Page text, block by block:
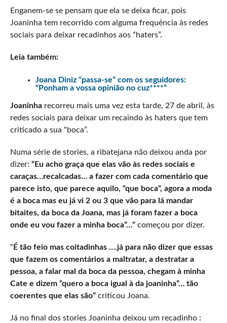
Enganem-se se pensam que ela se deixa ficar, pois
Joaninha tem recorrido com alguma frequência às redes
sociais para deixar recadinhos aos “haters”.
Leia também:
Joana Diniz “passa-se” com os seguidores:
“Ponham a vossa opinião no cuz****”
Joaninharecorreu mais uma vez esta tarde, 27 de abril, às
redes sociais para deixar um recaindo às haters que tem
criticado a sua “boca”.
Numa série de stories, a ribatejana não deixou anda por
dizer: “Eu acho graça que elas vão às redes sociais e
caraças…recalcadas… a fazer com cada comentário que
parece isto, que parece aquilo, “que boca”, agora a moda
é a boca mas eu já vi 2 ou 3 que vão para lá mandar
bitaites, da boca da Joana, mas já foram fazer a boca
onde eu vou fazer a minha boca”…”começou por dizer.
“ É tão feio mas coitadinhas ….já para não dizer que essas
que fazem os comentários a maltratar, a destratar a
pessoa, a falar mal da boca da pessoa, chegam à minha
Cate e dizem “quero a boca igual à da joaninha”… tão
coerentes que elas são”criticou Joana.
Já no final dos stories Joaninha deixou um recadinho :